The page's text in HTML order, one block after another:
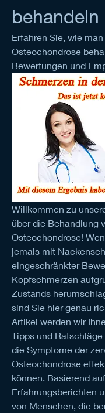
behandeln
Erfahren Sie, wie
Osteochondrose
Bewertungen und
Willkommen zu
über die Behandlung
Osteochondrose!
jemals mit
eingeschränkter
Kopfschmerzen
Zustands
sind Sie hier genau
Artikel werden wir
Tipps und
die Symptome der
Osteochondrose
können. Basierend
Erfahrungsberichten
von Menschen, die